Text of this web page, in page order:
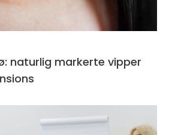
naturlig markerte vipper